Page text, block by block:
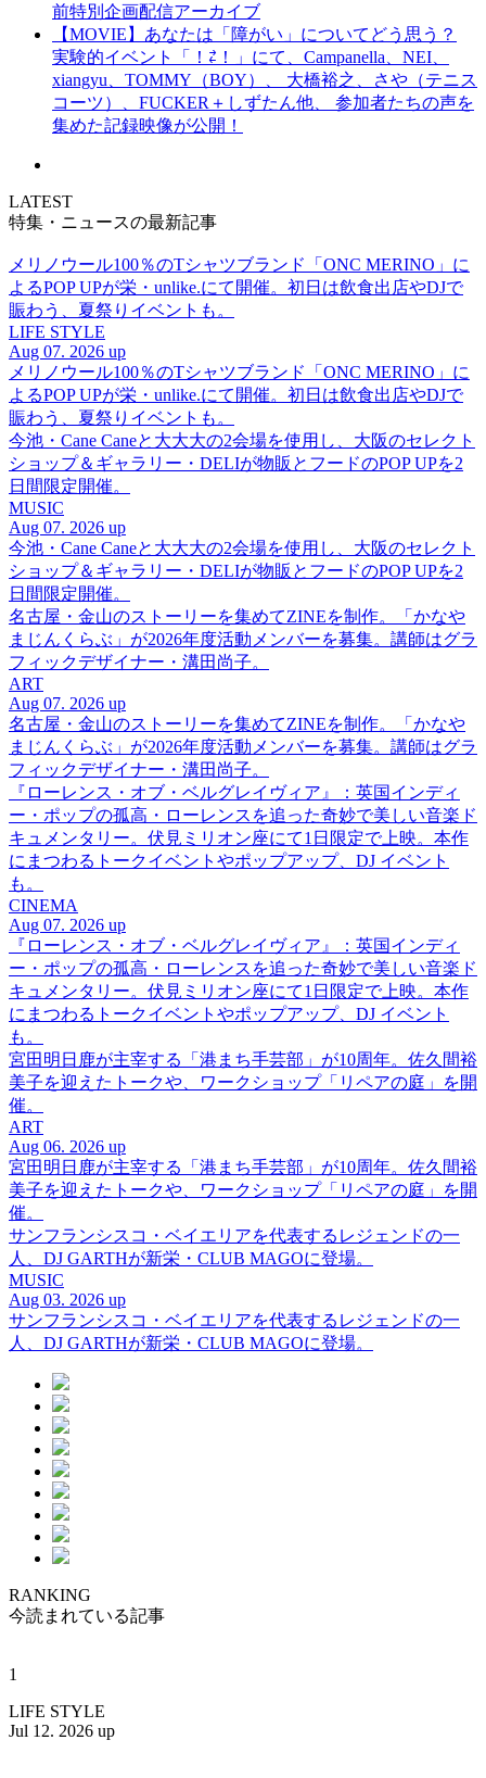
前特別企画配信アーカイブ
【MOVIE】あなたは「障がい」についてどう思う？
実験的イベント「！⇄！」にて、Campanella、NEI、
xiangyu、TOMMY（BOY）、 大橋裕之、さや（テニス
コーツ）、FUCKER＋しずたん他、 参加者たちの声を
集めた記録映像が公開！
LATEST
特集・ニュースの最新記事
メリノウール100％のTシャツブランド「ONC MERINO」に
よるPOP UPが栄・unlike.にて開催。初日は飲食出店やDJで
賑わう、夏祭りイベントも。
LIFE STYLE
Aug 07. 2026 up
メリノウール100％のTシャツブランド「ONC MERINO」に
よるPOP UPが栄・unlike.にて開催。初日は飲食出店やDJで
賑わう、夏祭りイベントも。
今池・Cane Caneと大大大の2会場を使用し、大阪のセレクト
ショップ＆ギャラリー・DELIが物販とフードのPOP UPを2
日間限定開催。
MUSIC
Aug 07. 2026 up
今池・Cane Caneと大大大の2会場を使用し、大阪のセレクト
ショップ＆ギャラリー・DELIが物販とフードのPOP UPを2
日間限定開催。
名古屋・金山のストーリーを集めてZINEを制作。「かなや
まじんくらぶ」が2026年度活動メンバーを募集。講師はグラ
フィックデザイナー・溝田尚子。
ART
Aug 07. 2026 up
名古屋・金山のストーリーを集めてZINEを制作。「かなや
まじんくらぶ」が2026年度活動メンバーを募集。講師はグラ
フィックデザイナー・溝田尚子。
『ローレンス・オブ・ベルグレイヴィア』：英国インディ
ー・ポップの孤高・ローレンスを追った奇妙で美しい音楽ド
キュメンタリー。伏見ミリオン座にて1日限定で上映。本作
にまつわるトークイベントやポップアップ、DJ イベント
も。
CINEMA
Aug 07. 2026 up
『ローレンス・オブ・ベルグレイヴィア』：英国インディ
ー・ポップの孤高・ローレンスを追った奇妙で美しい音楽ド
キュメンタリー。伏見ミリオン座にて1日限定で上映。本作
にまつわるトークイベントやポップアップ、DJ イベント
も。
宮田明日鹿が主宰する「港まち手芸部」が10周年。佐久間裕
美子を迎えたトークや、ワークショップ「リペアの庭」を開
催。
ART
Aug 06. 2026 up
宮田明日鹿が主宰する「港まち手芸部」が10周年。佐久間裕
美子を迎えたトークや、ワークショップ「リペアの庭」を開
催。
サンフランシスコ・ベイエリアを代表するレジェンドの一
人、DJ GARTHが新栄・CLUB MAGOに登場。
MUSIC
Aug 03. 2026 up
サンフランシスコ・ベイエリアを代表するレジェンドの一
人、DJ GARTHが新栄・CLUB MAGOに登場。
RANKING
今読まれている記事
1
LIFE STYLE
Jul 12. 2026 up